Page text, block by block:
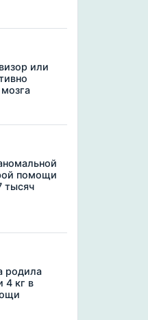
или
помощи
тысяч
родила
4 кг в